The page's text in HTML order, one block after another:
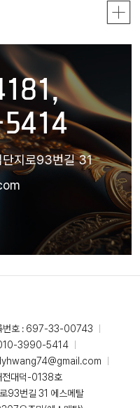
단지로93번길 31
번호 : 697-33-00743
3990-5414
전대덕-0138호
93번길 31 에스메탈